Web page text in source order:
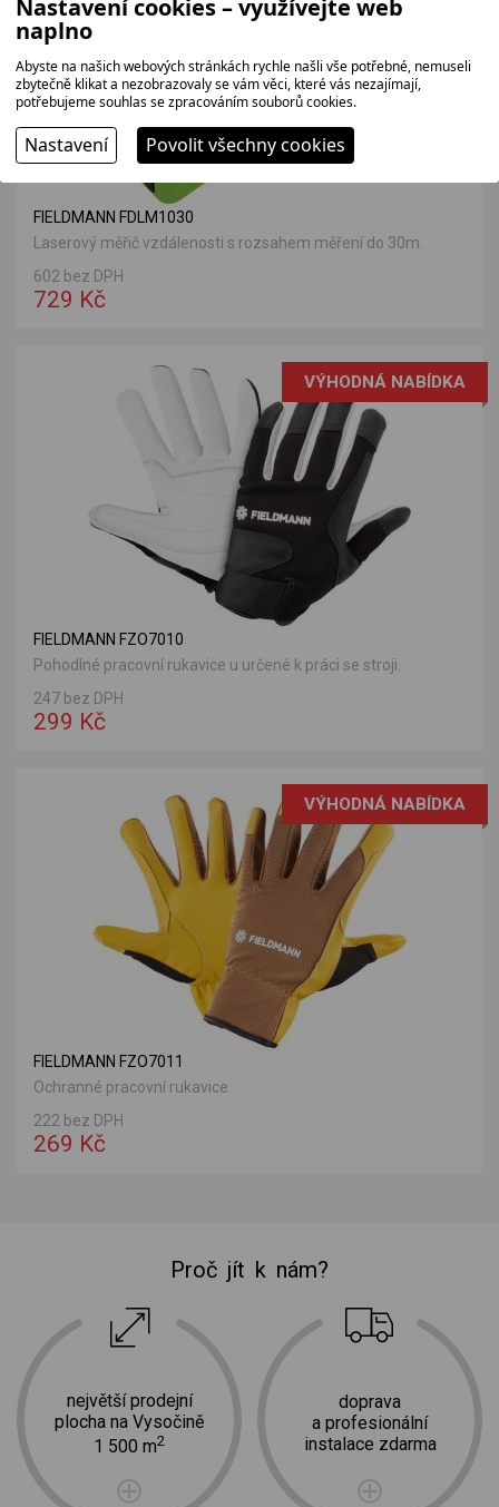
FIELDMANN FDLM1030
Laserový měřič vzdálenosti s rozsahem měření do 30m.
602 bez DPH
729 Kč
VÝHODNÁ NABÍDKA
FIELDMANN FZO7010
Pohodlné pracovní rukavice u určené k práci se stroji.
247 bez DPH
299 Kč
VÝHODNÁ NABÍDKA
FIELDMANN FZO7011
Ochranné pracovní rukavice.
222 bez DPH
269 Kč
Proč jít k nám?
největší prodejní
plocha na Vysočině
1 500 m2
doprava
a profesionální
instalace zdarma
Nastavení cookies – využívejte web
naplno
Abyste na našich webových stránkách rychle našli vše potřebné, nemuseli
zbytečně klikat a nezobrazovaly se vám věci, které vás nezajímají,
potřebujeme souhlas se zpracováním souborů cookies.
Nastavení Povolit všechny cookies